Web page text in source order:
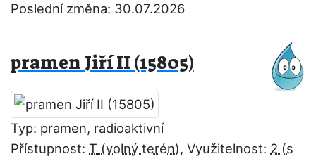
Poslední změna: 30.07.2026
pramen Jiří II (15805)
Typ: pramen, radioaktivní
Přístupnost: T , Využitelnost: 2